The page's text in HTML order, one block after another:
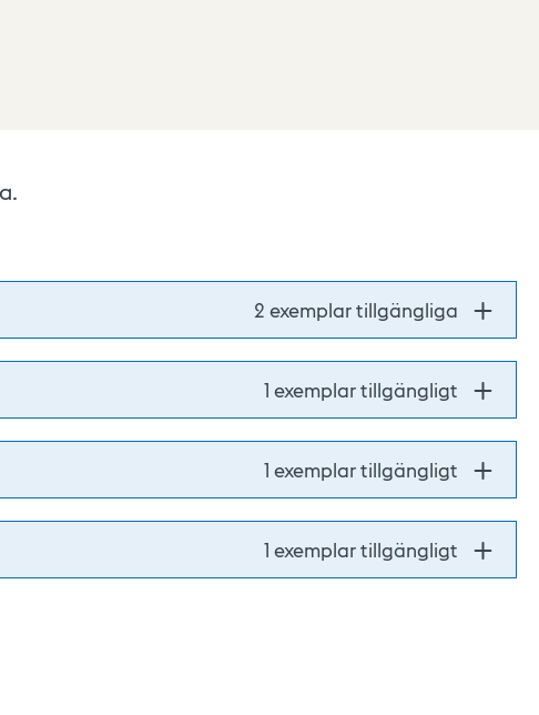
2 exemplar tillgängliga
1 exemplar tillgängligt
1 exemplar tillgängligt
1 exemplar tillgängligt